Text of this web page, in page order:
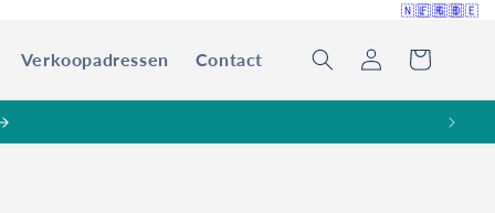
🇳🇱🇫🇷🇬🇧🇩🇪
Verkoopadressen Contact InloggenWinkelwagen